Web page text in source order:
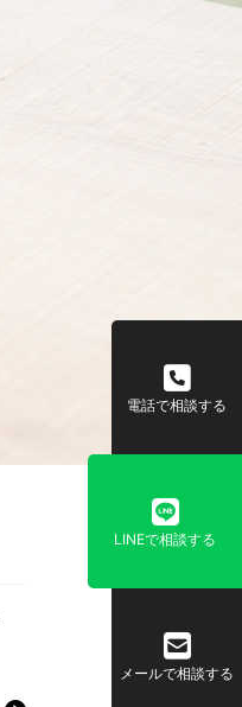
電話で相談する
LINEで相談する
メールで相談する